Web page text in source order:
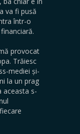
va fi pusă
într-o
provocat
Trăiesc
mediei și-
la un prag
aceasta s-